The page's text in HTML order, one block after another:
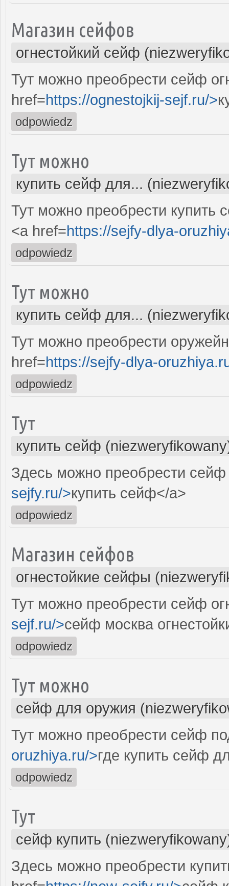
Магазин сейфов
огнестойкий сейф
Тут можно преобрести сейф
href=https://ognestojkij-sejf.ru/>
odpowiedz
Тут можно
купить сейф для...
Тут можно преобрести купить
<a href=https://sejfy-dlya-
odpowiedz
Тут можно
купить сейф для...
Тут можно преобрести
href=https://sejfy-dlya-
odpowiedz
Тут
купить сейф
Здесь можно преобрести
sejfy.ru/>купить сейф</a>
odpowiedz
Магазин сейфов
огнестойкие сейфы
Тут можно преобрести сейф
sejf.ru/>сейф москва
odpowiedz
Тут можно
сейф для оружия
Тут можно преобрести сейф
oruzhiya.ru/>где купить сейф
odpowiedz
Тут
сейф купить
Здесь можно преобрести